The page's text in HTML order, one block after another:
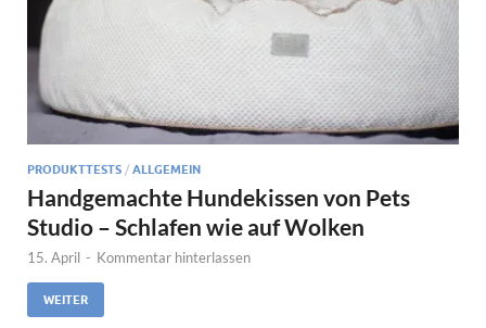
PRODUKTTESTS / ALLGEMEIN
Handgemachte Hundekissen von Pets
Studio – Schlafen wie auf Wolken
15. April - Kommentar hinterlassen
WEITER